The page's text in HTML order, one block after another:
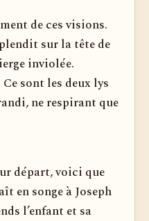
de ces visions.
sur la tête de
inviolée.
sont les deux lys
ne respirant que
départ, voici que
en songe à Joseph
l’enfant et sa